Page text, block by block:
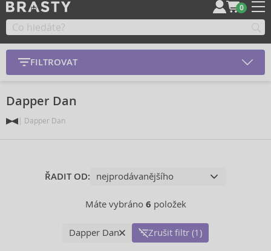
0
FILTROVAT
Dapper Dan
Dapper Dan
ŘADIT OD:
Máte vybráno 6 položek
Dapper Dan Zrušit filtr (1)